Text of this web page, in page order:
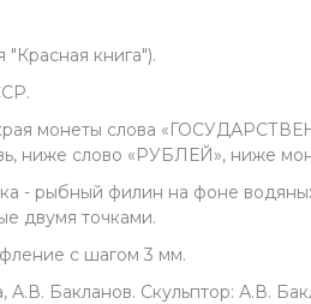
книга").
монеты слова
ниже слово «РУБЛЕЙ», ниже
- рыбный филин на фоне
двумя точками.
с шагом 3 мм.
Бакланов. Скульптор: А.В.